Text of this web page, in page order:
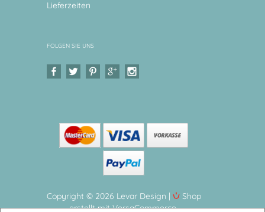
Lieferzeiten
FOLGEN SIE UNS
Copyright © 2026 Levar Design |
Shop
erstellt mit VersaCommerce.